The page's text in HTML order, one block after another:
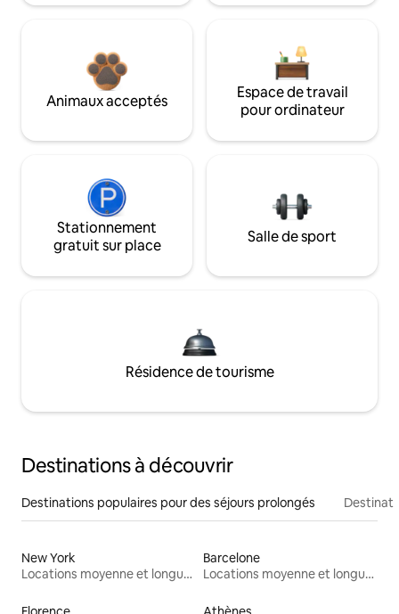
Animaux acceptés
Espace de travail
pour ordinateur
Stationnement
gratuit sur place
Salle de sport
Résidence de tourisme
Destinations à découvrir
Destinations populaires pour des séjours prolongés
New York
Locations moyenne et longue durée
Barcelone
Locations moyenne et longue durée